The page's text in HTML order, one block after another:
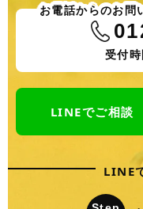
受付
お電話からのお問
LINEでご相談
LINE